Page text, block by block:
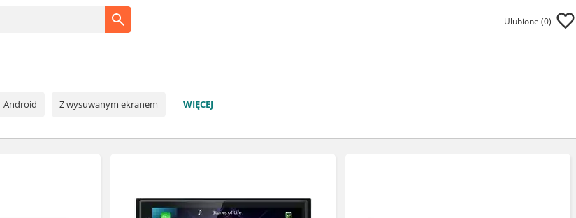
Ulubione (0)
Android Z wysuwanym ekranem WIĘCEJ